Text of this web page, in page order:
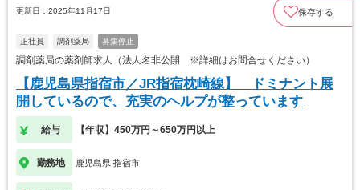
更新日：2025年11月17日 保存する
正社員 調剤薬局 募集停止
調剤薬局の薬剤師求人（法人名非公開 ※詳細はお問合せください）
【鹿児島県指宿市／JR指宿枕崎線】 ドミナント展
開しているので、充実のヘルプが整っています
給与 【年収】450万円～650万円以上
勤務地 鹿児島県 指宿市